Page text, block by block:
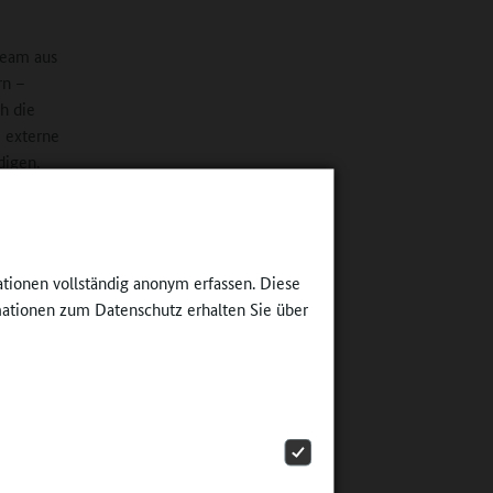
vollständig anonym erfassen. Diese
zum Datenschutz erhalten Sie über
aus
–
die
der